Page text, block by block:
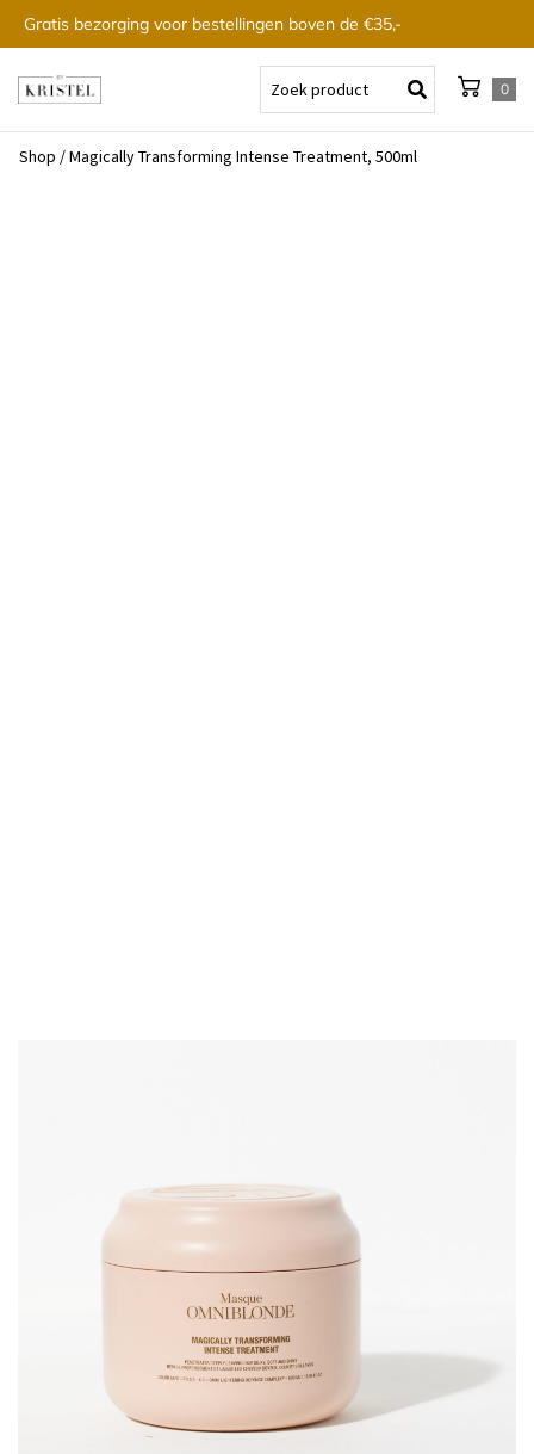
Gratis bezorging voor bestellingen boven de €35,-
0
Shop /Magically Transforming Intense Treatment, 500ml